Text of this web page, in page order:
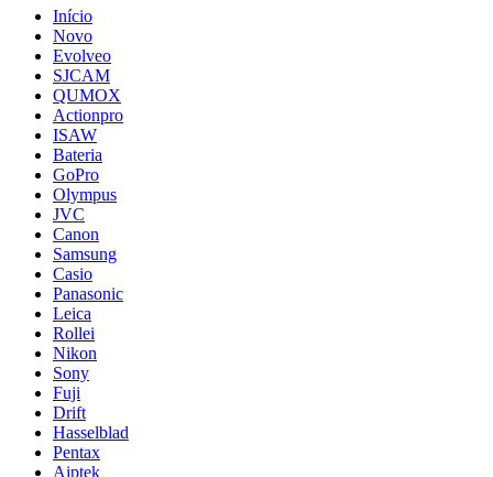
Início
Novo
Evolveo
SJCAM
QUMOX
Actionpro
ISAW
Bateria
GoPro
Olympus
JVC
Canon
Samsung
Casio
Panasonic
Leica
Rollei
Nikon
Sony
Fuji
Drift
Hasselblad
Pentax
Aiptek